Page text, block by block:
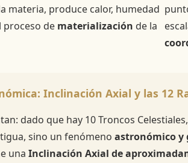
materia, produce calor, humedad
proceso de materialización de la
Inclinación Axial y las 12
dado que hay 10 Troncos
sino un fenómeno astronómico y
una Inclinación Axial de